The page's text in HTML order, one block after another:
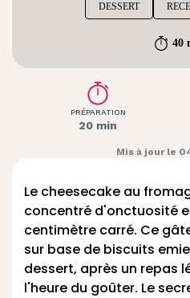
DESSERT
40
PRÉPARATION
20 min
Mis à jour le
Le cheesecake au
concentré d'onctuosité
centimètre carré. Ce
sur base de biscuits
dessert, après un repas
l'heure du goûter. Le